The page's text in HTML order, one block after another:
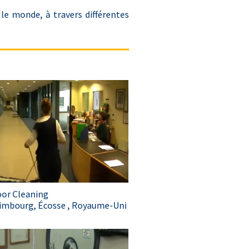
monde, à travers différentes
Cleaning
Écosse , Royaume-Uni